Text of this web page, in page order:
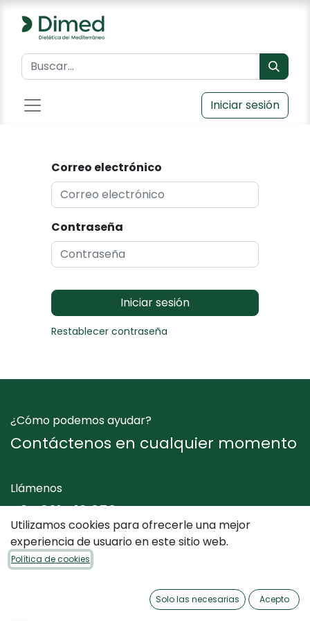
Iniciar sesión
Correo electrónico
Contraseña
Iniciar sesión
Restablecer contraseña
¿Cómo podemos ayudar?
Contáctenos en cualquier momento
Llámenos
+34 961 412 050
Envíenos un mensaje
Utilizamos cookies para ofrecerle una mejor
experiencia de usuario en este sitio web.
Política de cookies
Solo las necesarias Acepto